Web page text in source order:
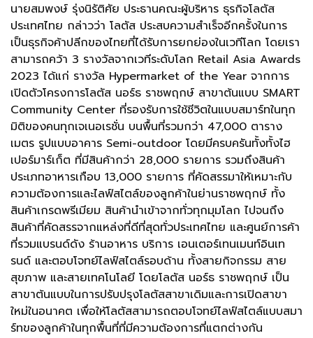
นายสมพงษ์ รุ่งนิรัติศัย ประธานคณะผู้บริหาร ธุรกิจโลตัส
ประเทศไทย กล่าวว่า โลตัส ประสบความสำเร็จอีกครั้งในการ
เป็นธุรกิจค้าปลีกของไทยที่ได้รับการยกย่องในเวทีโลก โดยเรา
สามารถคว้า 3 รางวัลจากเวทีระดับโลก Retail Asia Awards
2023 ได้แก่ รางวัล Hypermarket of the Year จากการ
เปิดตัวโครงการโลตัส นอร์ธ ราชพฤกษ์ สาขาต้นแบบ SMART
Community Center ที่รองรับการใช้ชีวิตในแบบสมาร์ทในทุก
มิติของคนทุกเจเนอเรชั่น บนพื้นที่รวมกว่า 47,000 ตาราง
เมตร รูปแบบอาคาร Semi-outdoor โดยมีครบครันทั้งทั้งไฮ
เปอร์มาร์เก็ต ที่มีสินค้ากว่า 28,000 รายการ รวมถึงสินค้า
ประเภทอาหารเกือบ 13,000 รายการ ที่คัดสรรมาให้เหมาะกับ
ความต้องการและไลฟ์สไตล์ของลูกค้าในย่านราชพฤกษ์ ทั้ง
สินค้าเกรดพรีเมียม สินค้านำเข้าจากทั่วทุกมุมโลก ไปจนถึง
สินค้าที่คัดสรรจากแหล่งที่ดีที่สุดทั่วประเทศไทย และศูนย์การค้า
ที่รวมแบรนด์ดัง ร้านอาหาร บริการ เอนเตอร์เทนเมนท์อินเท
รนด์ และตอบโจทย์ไลฟ์สไตล์รอบด้าน ทั้งสายกิจกรรม สาย
สุขภาพ และสายเทคโนโลยี โดยโลตัส นอร์ธ ราชพฤกษ์ เป็น
สาขาต้นแบบในการปรับปรุงโลตัสสาขาเดิมและการเปิดสาขา
ใหม่ในอนาคต เพื่อให้โลตัสสามารถตอบโจทย์ไลฟ์สไตล์แบบสมา
ร์ทของลูกค้าในทุกพื้นที่ที่มีความต้องการที่แตกต่างกัน